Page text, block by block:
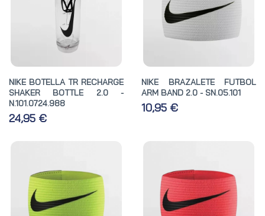
NIKE BOTELLA TR RECHARGE
SHAKER BOTTLE 2.0 -
N.101.0724.988
24,95 €
NIKE BRAZALETE FUTBOL
ARM BAND 2.0 - SN.05.101
10,95 €